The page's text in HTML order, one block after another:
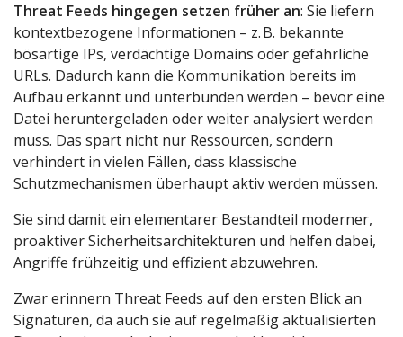
Threat Feeds hingegen setzen früher an: Sie liefern
kontextbezogene Informationen – z. B. bekannte
bösartige IPs, verdächtige Domains oder gefährliche
URLs. Dadurch kann die Kommunikation bereits im
Aufbau erkannt und unterbunden werden – bevor eine
Datei heruntergeladen oder weiter analysiert werden
muss. Das spart nicht nur Ressourcen, sondern
verhindert in vielen Fällen, dass klassische
Schutzmechanismen überhaupt aktiv werden müssen.
Sie sind damit ein elementarer Bestandteil moderner,
proaktiver Sicherheitsarchitekturen und helfen dabei,
Angriffe frühzeitig und effizient abzuwehren.
Zwar erinnern Threat Feeds auf den ersten Blick an
Signaturen, da auch sie auf regelmäßig aktualisierten